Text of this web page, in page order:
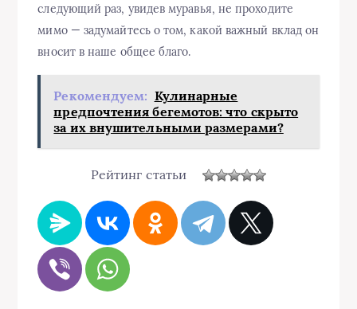
следующий раз, увидев муравья, не проходите
мимо — задумайтесь о том, какой важный вклад он
вносит в наше общее благо.
Рекомендуем: Кулинарные
предпочтения бегемотов: что скрыто
за их внушительными размерами?
Рейтинг статьи